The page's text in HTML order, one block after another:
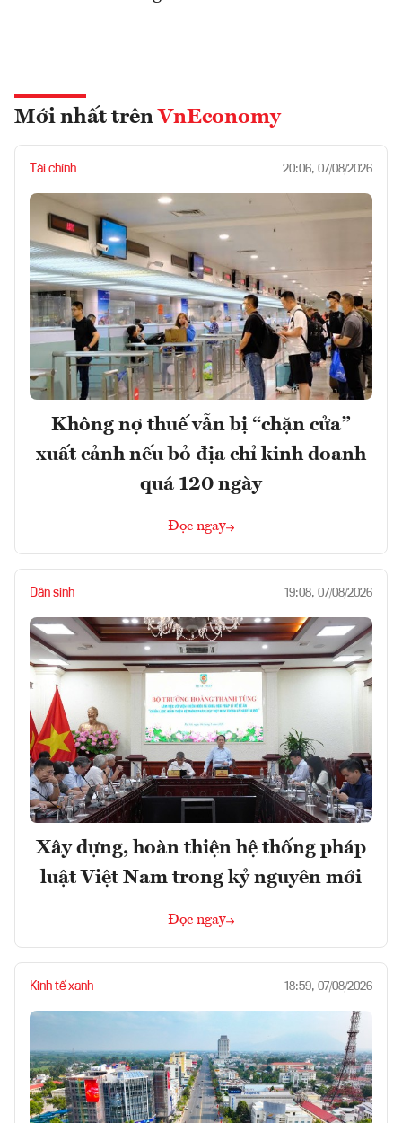
Mới nhất trên VnEconomy
Tài chính 20:06, 07/08/2026
Không nợ thuế vẫn bị “chặn cửa”
xuất cảnh nếu bỏ địa chỉ kinh doanh
quá 120 ngày
Đọc ngay
Dân sinh 19:08, 07/08/2026
Xây dựng, hoàn thiện hệ thống pháp
luật Việt Nam trong kỷ nguyên mới
Đọc ngay
Kinh tế xanh 18:59, 07/08/2026